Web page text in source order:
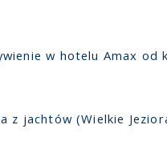
w hotelu Amax
z jachtów (Wielkie